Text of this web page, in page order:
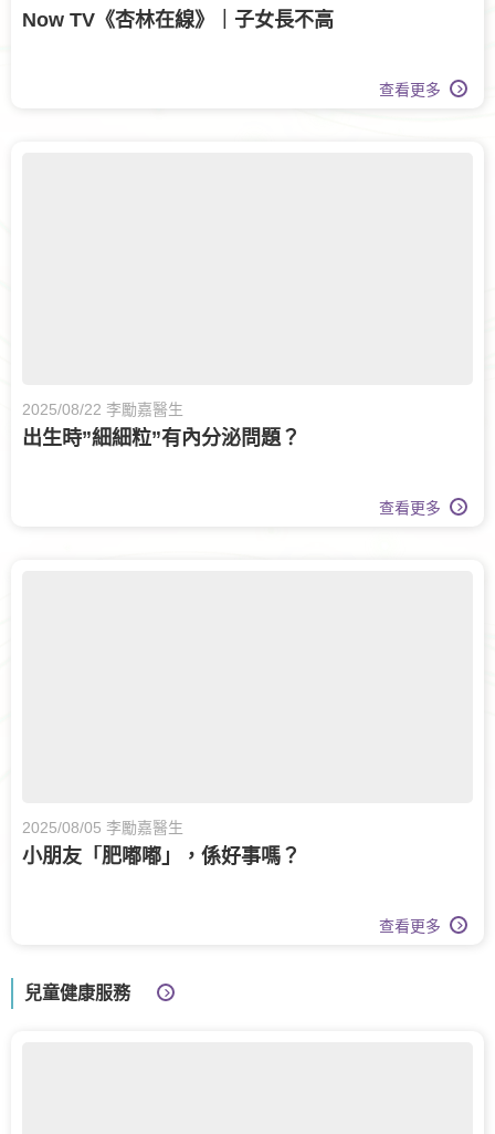
Now TV《杏林在線》｜子女長不高
查看更多
2025/08/22 李勵嘉醫生
出生時”細細粒”有內分泌問題？
查看更多
2025/08/05 李勵嘉醫生
小朋友「肥嘟嘟」，係好事嗎？
查看更多
兒童健康服務